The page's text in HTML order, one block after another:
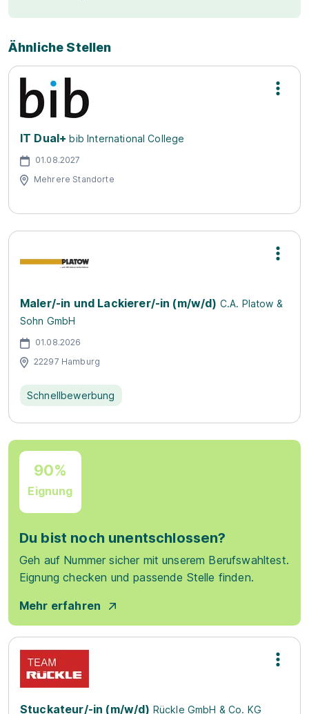
Ähnliche Stellen
IT Dual+ bib International College
01.08.2027
Mehrere Standorte
Maler/-in und Lackierer/-in (m/w/d) C.A. Platow &
Sohn GmbH
01.08.2026
22297 Hamburg
Schnellbewerbung
90%
Eignung
Du bist noch unentschlossen?
Geh auf Nummer sicher mit unserem Berufswahltest.
Eignung checken und passende Stelle finden.
Mehr erfahren
Stuckateur/-in (m/w/d) Rückle GmbH & Co. KG